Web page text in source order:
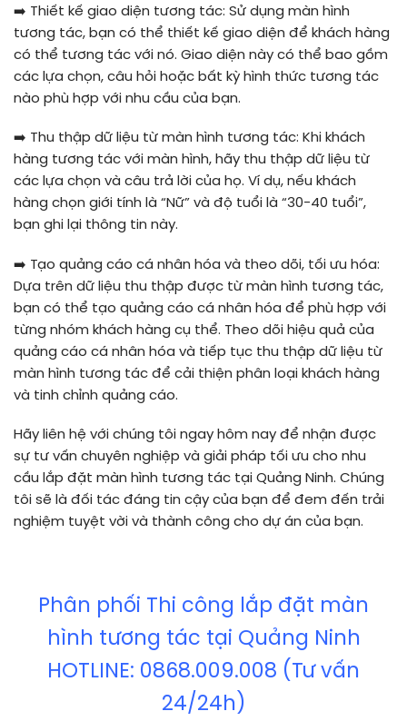
➡️ Thiết kế giao diện tương tác: Sử dụng màn hình
tương tác, bạn có thể thiết kế giao diện để khách hàng
có thể tương tác với nó. Giao diện này có thể bao gồm
các lựa chọn, câu hỏi hoặc bất kỳ hình thức tương tác
nào phù hợp với nhu cầu của bạn.
➡️ Thu thập dữ liệu từ màn hình tương tác: Khi khách
hàng tương tác với màn hình, hãy thu thập dữ liệu từ
các lựa chọn và câu trả lời của họ. Ví dụ, nếu khách
hàng chọn giới tính là “Nữ” và độ tuổi là “30-40 tuổi”,
bạn ghi lại thông tin này.
➡️ Tạo quảng cáo cá nhân hóa và theo dõi, tối ưu hóa:
Dựa trên dữ liệu thu thập được từ màn hình tương tác,
bạn có thể tạo quảng cáo cá nhân hóa để phù hợp với
từng nhóm khách hàng cụ thể. Theo dõi hiệu quả của
quảng cáo cá nhân hóa và tiếp tục thu thập dữ liệu từ
màn hình tương tác để cải thiện phân loại khách hàng
và tinh chỉnh quảng cáo.
Hãy liên hệ với chúng tôi ngay hôm nay để nhận được
sự tư vấn chuyên nghiệp và giải pháp tối ưu cho nhu
cầu lắp đặt màn hình tương tác tại Quảng Ninh. Chúng
tôi sẽ là đối tác đáng tin cậy của bạn để đem đến trải
nghiệm tuyệt vời và thành công cho dự án của bạn.
Phân phối Thi công lắp đặt màn
hình tương tác tại Quảng Ninh
HOTLINE: 0868.009.008 (Tư vấn
24/24h)